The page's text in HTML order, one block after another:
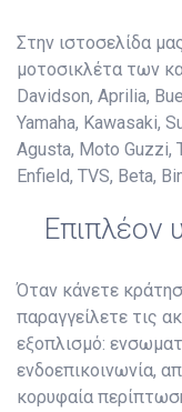
Στην ιστοσελίδα
μοτοσικλέτα των
Davidson, Aprilia,
Yamaha, Kawasaki,
Agusta, Moto Guzzi,
Enfield, TVS, Beta,
Επιπλέον
Όταν κάνετε
παραγγείλετε τις
εξοπλισμό:
ενδοεπικοινωνία,
κορυφαία